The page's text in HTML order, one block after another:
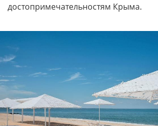
достопримечательностям Крыма.